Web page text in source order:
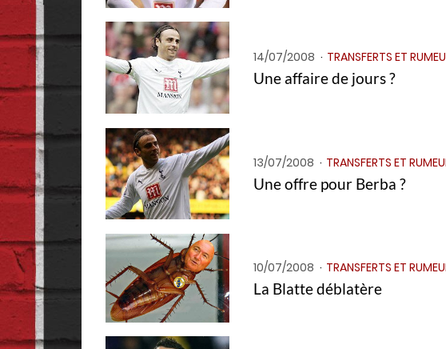
14/07/2008 TRANSFERTS ET
Une affaire de jours ?
13/07/2008 TRANSFERTS ET
Une offre pour Berba ?
10/07/2008 TRANSFERTS ET
La Blatte déblatère